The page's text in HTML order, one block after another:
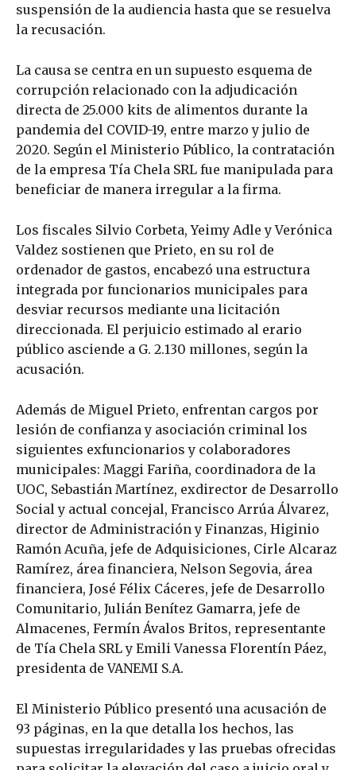
suspensión de la audiencia hasta que se resuelva
la recusación.
La causa se centra en un supuesto esquema de
corrupción relacionado con la adjudicación
directa de 25.000 kits de alimentos durante la
pandemia del COVID-19, entre marzo y julio de
2020. Según el Ministerio Público, la contratación
de la empresa Tía Chela SRL fue manipulada para
beneficiar de manera irregular a la firma.
Los fiscales Silvio Corbeta, Yeimy Adle y Verónica
Valdez sostienen que Prieto, en su rol de
ordenador de gastos, encabezó una estructura
integrada por funcionarios municipales para
desviar recursos mediante una licitación
direccionada. El perjuicio estimado al erario
público asciende a G. 2.130 millones, según la
acusación.
Además de Miguel Prieto, enfrentan cargos por
lesión de confianza y asociación criminal los
siguientes exfuncionarios y colaboradores
municipales: Maggi Fariña, coordinadora de la
UOC, Sebastián Martínez, exdirector de Desarrollo
Social y actual concejal, Francisco Arrúa Álvarez,
director de Administración y Finanzas, Higinio
Ramón Acuña, jefe de Adquisiciones, Cirle Alcaraz
Ramírez, área financiera, Nelson Segovia, área
financiera, José Félix Cáceres, jefe de Desarrollo
Comunitario, Julián Benítez Gamarra, jefe de
Almacenes, Fermín Ávalos Britos, representante
de Tía Chela SRL y Emili Vanessa Florentín Páez,
presidenta de VANEMI S.A.
El Ministerio Público presentó una acusación de
93 páginas, en la que detalla los hechos, las
supuestas irregularidades y las pruebas ofrecidas